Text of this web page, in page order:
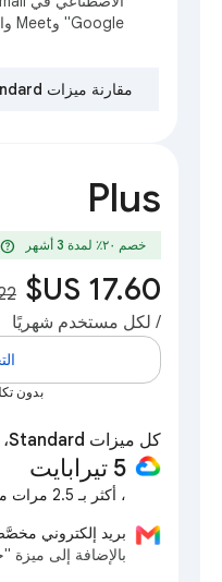
Google" وMeet والمزيد
مقارنة ميزات Standard
Plus
خصم ٢٠٪؜ لمدة 3 أشهر help
/ لكل مستخدم شهريًا
بدون تكلفة
كل ميزات Standard، بالإضافة إلى:
‫5 تيرابايت
، أكثر بـ 2.5 مرات من خطة Standard*
بريد إلكتروني
بالإضافة إلى ميزة